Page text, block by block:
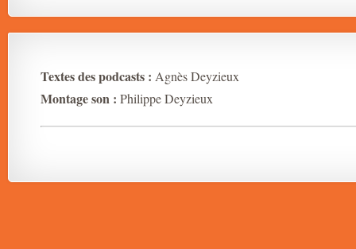
Textes des podcasts : Agnès Deyzieux
Montage son : Philippe Deyzieux